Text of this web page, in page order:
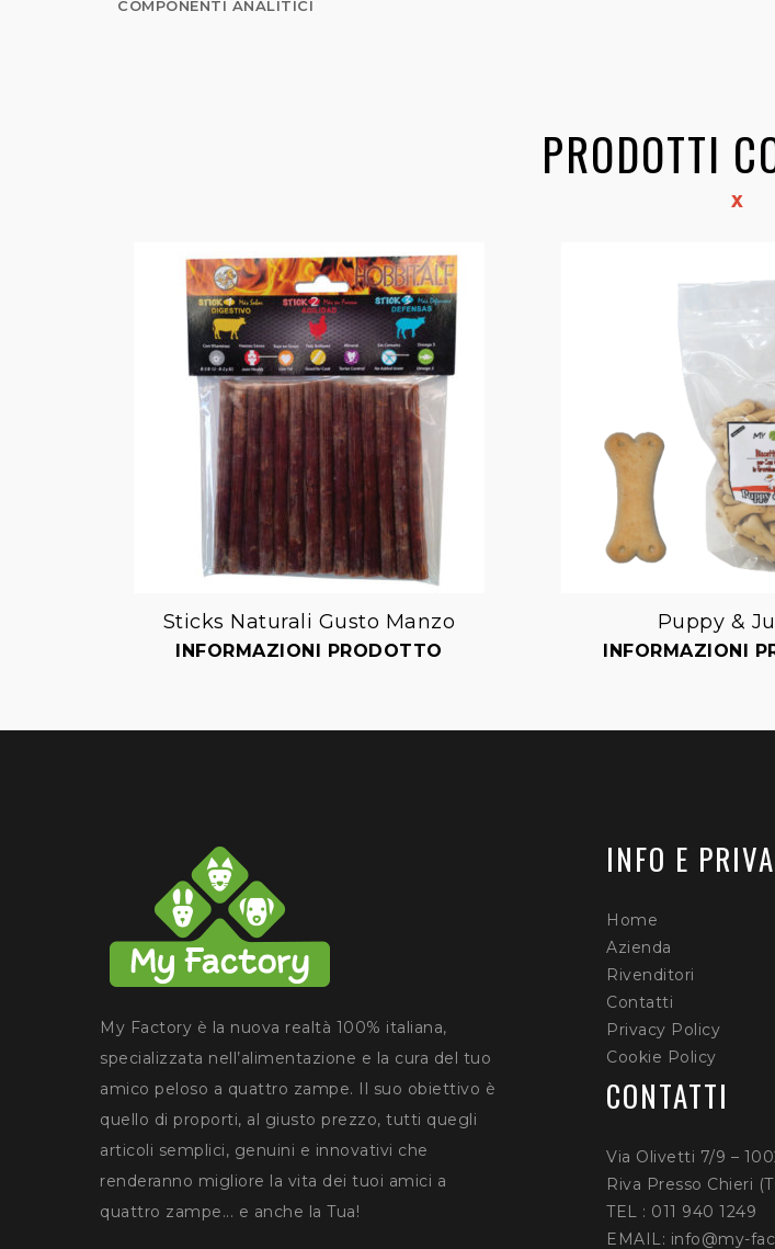
COMPONENTI ANALITICI
PRODOTTI
Sticks Naturali Gusto Manzo
INFORMAZIONI PRODOTTO
Puppy &
INFORMAZIONI
My Factory è la nuova realtà 100% italiana,
specializzata nell’alimentazione e la cura del tuo
amico peloso a quattro zampe. Il suo obiettivo è
quello di proporti, al giusto prezzo, tutti quegli
articoli semplici, genuini e innovativi che
renderanno migliore la vita dei tuoi amici a
quattro zampe... e anche la Tua!
INFO E
Home
Azienda
Rivenditori
Contatti
Privacy Policy
Cookie Policy
CONTATTI
Via Olivetti 7/9 –
Riva Presso Chieri
TEL : 011 940 1249
EMAIL: info@my-